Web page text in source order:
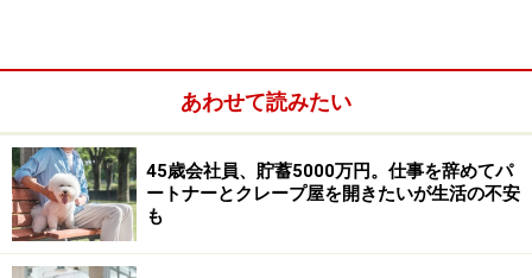
あわせて読みたい
45歳会社員、貯蓄5000万円。仕事を辞めてパ
ートナーとクレープ屋を開きたいが生活の不安
も